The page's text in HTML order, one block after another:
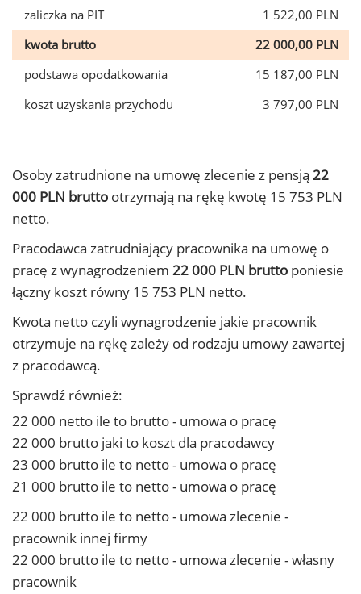
zaliczka na PIT
1 522,00 PLN
kwota brutto
22 000,00 PLN
podstawa opodatkowania
15 187,00 PLN
koszt uzyskania przychodu
3 797,00 PLN
Osoby zatrudnione na umowę zlecenie z pensją 22
000 PLN brutto otrzymają na rękę kwotę 15 753 PLN
netto.
Pracodawca zatrudniający pracownika na umowę o
pracę z wynagrodzeniem 22 000 PLN brutto poniesie
łączny koszt równy 15 753 PLN netto.
Kwota netto czyli wynagrodzenie jakie pracownik
otrzymuje na rękę zależy od rodzaju umowy zawartej
z pracodawcą.
Sprawdź również:
22 000 netto ile to brutto - umowa o pracę
22 000 brutto jaki to koszt dla pracodawcy
23 000 brutto ile to netto - umowa o pracę
21 000 brutto ile to netto - umowa o pracę
22 000 brutto ile to netto - umowa zlecenie -
pracownik innej firmy
22 000 brutto ile to netto - umowa zlecenie - własny
pracownik